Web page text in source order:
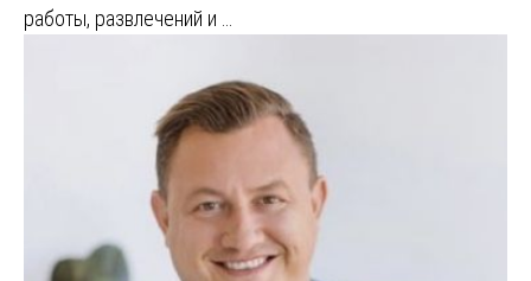
работы, развлечений и …